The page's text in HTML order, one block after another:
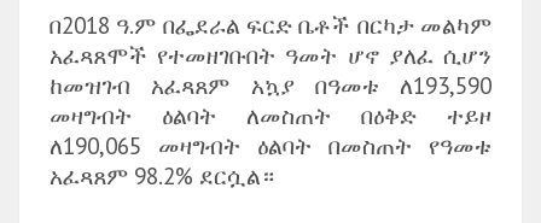
በ2018 ዓ.ም በፌደራል ፍርድ ቤቶች በርካታ መልካም
አፈጻጸሞች የተመዘገቡበት ዓመት ሆኖ ያለፈ ሲሆን
ከመዝገብ አፈጻጸም አኳያ በዓመቱ ለ193,590
መዛግብት ዕልባት ለመስጠት በዕቅድ ተይዞ
ለ190,065 መዛግብት ዕልባት በመስጠት የዓመቱ
አፈጻጸም 98.2% ደርሷል።